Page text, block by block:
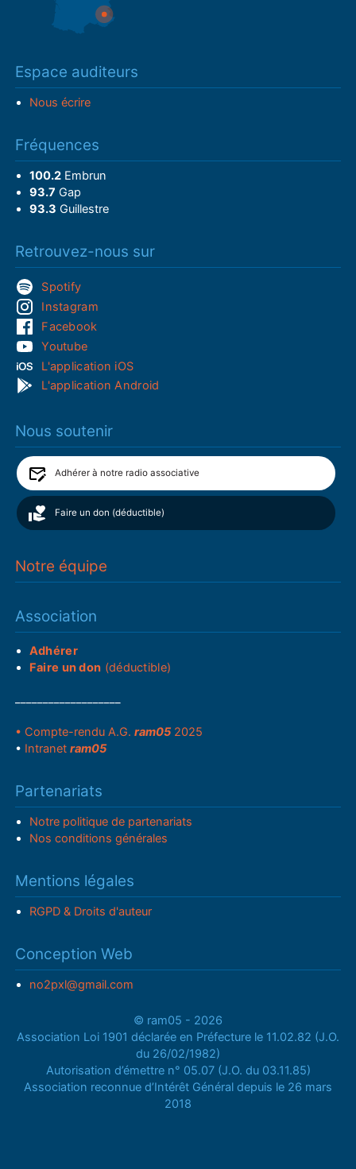
Espace auditeurs
Nous écrire
Fréquences
100.2Embrun
93.7 Gap
93.3 Guillestre
Retrouvez-nous sur
Spotify
Instagram
Facebook
Youtube
L'application iOS
L'application Android
Nous soutenir
Adhérer à notre radio associative
Faire un don (déductible)
Notre équipe
Association
Adhérer
Faire un don (déductible)
• Compte-rendu A.G.ram05 2025
• Intranetram05
Partenariats
Notre politique de partenariats
Nos conditions générales
Mentions légales
RGPD & Droits d'auteur
Conception Web
no2pxl@gmail.com
© ram05 - 2026
Association Loi 1901 déclarée en Préfecture le 11.02.82 (J.O.
du 26/02/1982)
Autorisation d’émettre n° 05.07 (J.O. du 03.11.85)
Association reconnue d’Intérêt Général depuis le 26 mars
2018